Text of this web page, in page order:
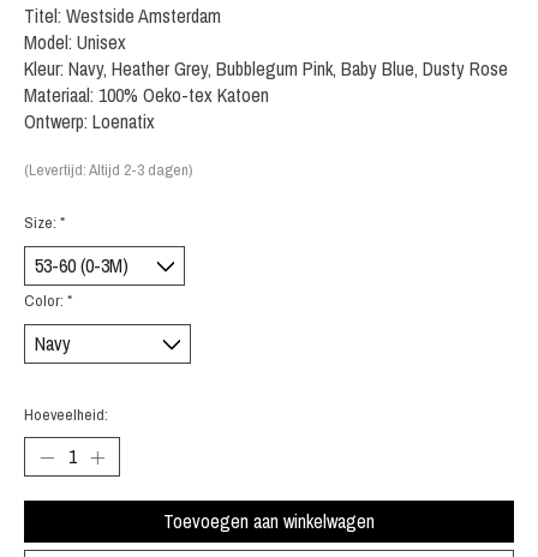
Titel: Westside Amsterdam
Model: Unisex
Kleur: Navy, Heather Grey, Bubblegum Pink, Baby Blue, Dusty Rose
Materiaal: 100% Oeko-tex Katoen
Ontwerp: Loenatix
(Levertijd: Altijd 2-3 dagen)
Size: *
Color: *
Hoeveelheid:
Toevoegen aan winkelwagen